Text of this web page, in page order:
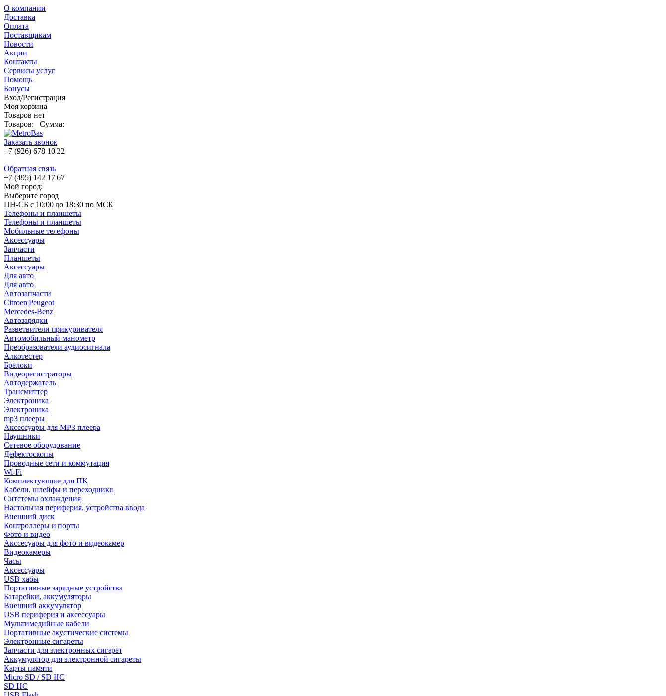
О компании
Доставка
Оплата
Поставщикам
Новости
Акции
Контакты
Сервисы услуг
Помощь
Бонусы
Вход/Регистрация
Моя корзина
Товаров нет
Товаров:
Сумма:
Заказать звонок
+7 (926) 678 10 22
Обратная связь
+7 (495) 142 17 67
Мой город:
Выберите город
ПН-СБ с 10:00 до 18:30 по МСК
Телефоны и планшеты
Телефоны и планшеты
Мобильные телефоны
Аксессуары
Запчасти
Планшеты
Аксессуары
Для авто
Для авто
Автозапчасти
Citroen|Peugeot
Mercedes-Benz
Автозарядки
Разветвители прикуривателя
Автомобильный манометр
Преобразователи аудиосигнала
Алкотестер
Брелоки
Видеорегистраторы
Автодержатель
Трансмиттер
Электроника
Электроника
mp3 плееры
Аксессуары для MP3 плеера
Наушники
Сетевое оборудование
Дефектоскопы
Проводные сети и коммутация
Wi-Fi
Комплектующие для ПК
Кабели, шлейфы и переходники
Ситстемы охлаждения
Настольная периферия, устройства ввода
Внешний диск
Контроллеры и порты
Фото и видео
Акссесуары для фото и видеокамер
Видеокамеры
Часы
Аксессуары
USB хабы
Портативные зарядные устройства
Батарейки, аккумуляторы
Внешний аккумулятор
USB периферия и аксессуары
Мультимедийные кабели
Портативные акустические системы
Электронные сигареты
Запчасти для электронных сигарет
Аккумулятор для электронной сигареты
Карты памяти
Micro SD / SD HC
SD HC